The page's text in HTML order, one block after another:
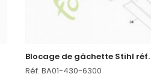
Réf. BA01-430-6300